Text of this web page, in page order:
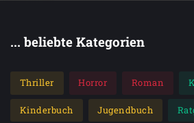
... beliebte Kategorien
Thriller Horror Roman
Kinderbuch Jugendbuch